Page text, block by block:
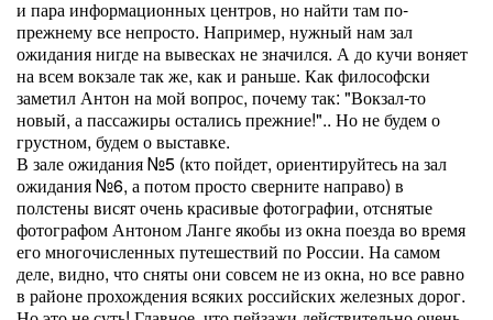
и пара информационных центров, но найти там по-
прежнему все непросто. Например, нужный нам зал
ожидания нигде на вывесках не значился. А до кучи воняет
на всем вокзале так же, как и раньше. Как философски
заметил Антон на мой вопрос, почему так: "Вокзал-то
новый, а пассажиры остались прежние!".. Но не будем о
грустном, будем о выставке.
В зале ожидания №5 (кто пойдет, ориентируйтесь на зал
ожидания №6, а потом просто сверните направо) в
полстены висят очень красивые фотографии, отснятые
фотографом Антоном Ланге якобы из окна поезда во время
его многочисленных путешествий по России. На самом
деле, видно, что сняты они совсем не из окна, но все равно
в районе прохождения всяких российских железных дорог.